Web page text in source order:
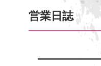
営業日誌